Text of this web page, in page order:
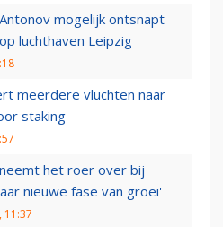
mogelijk ontsnapt
luchthaven Leipzig
meerdere vluchten naar
staking
het roer over bij
nieuwe fase van groei'
11:37